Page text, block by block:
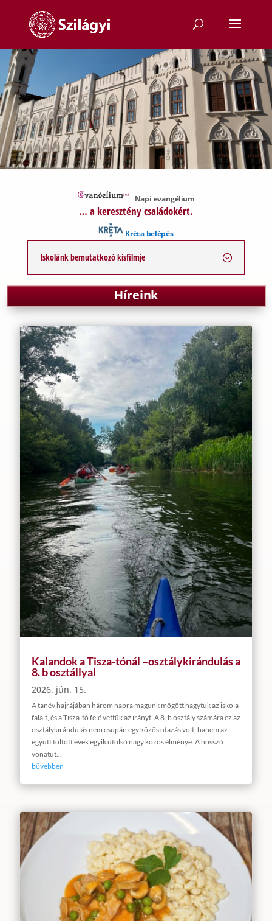
Napi evangélium
… a keresztény családokért.
Kréta belépés
Iskolánk bemutatkozó kisfilmje
Híreink
Kalandok a Tisza-tónál –osztálykirándulás a
8. b osztállyal
2026. jún. 15.
A tanév hajrájában három napra magunk mögött hagytuk az iskola
falait, és a Tisza-tó felé vettük az irányt. A 8. b osztály számára ez az
osztálykirándulás nem csupán egy közös utazás volt, hanem az
együtt töltött évek egyik utolsó nagy közös élménye. A hosszú
vonatút...
bővebben